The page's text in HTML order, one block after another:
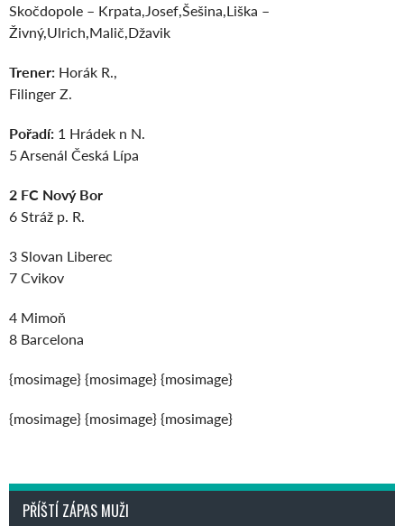
Skočdopole – Krpata,Josef,Šešina,Liška –
Živný,Ulrich,Malič,Džavik
Trener: Horák R.,
Filinger Z.
Pořadí: 1 Hrádek n N.
5 Arsenál Česká Lípa
2 FC Nový Bor
6 Stráž p. R.
3 Slovan Liberec
7 Cvikov
4 Mimoň
8 Barcelona
{mosimage} {mosimage} {mosimage}
{mosimage} {mosimage} {mosimage}
PŘÍŠTÍ ZÁPAS MUŽI